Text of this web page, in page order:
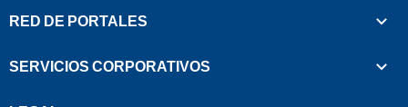
RED DE PORTALES
SERVICIOS CORPORATIVOS